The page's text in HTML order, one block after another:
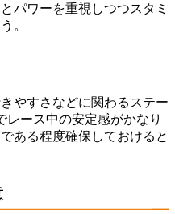
パワーを重視しつつスタミ
。
やすさなどに関わるステー
レース中の安定感がかなり
ある程度確保しておけると